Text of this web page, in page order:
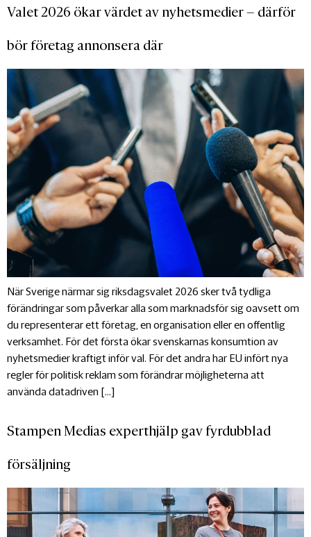
Valet 2026 ökar värdet av nyhetsmedier – därför
bör företag annonsera där
När Sverige närmar sig riksdagsvalet 2026 sker två tydliga
förändringar som påverkar alla som marknadsför sig oavsett om
du representerar ett företag, en organisation eller en offentlig
verksamhet. För det första ökar svenskarnas konsumtion av
nyhetsmedier kraftigt inför val. För det andra har EU infört nya
regler för politisk reklam som förändrar möjligheterna att
använda datadriven […]
Stampen Medias experthjälp gav fyrdubblad
försäljning